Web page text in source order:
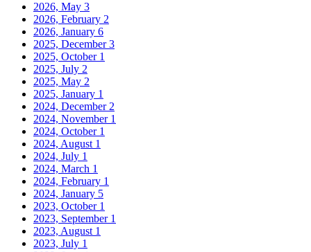
2026, May 3
2026, February 2
2026, January 6
2025, December3
2025, October 1
2025, July 2
2025, May 2
2025, January 1
2024, December 2
2024, November 1
2024, October 1
2024, August 1
2024, July 1
2024, March 1
2024, February 1
2024, January 5
2023, October 1
2023, September 1
2023, August 1
2023, July 1